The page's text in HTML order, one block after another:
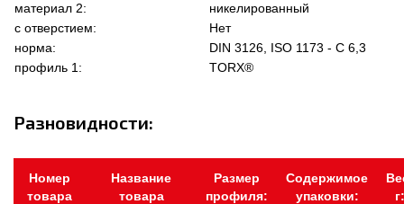
материал 2:
никелированный
с отверстием:
Нет
норма:
DIN 3126, ISO 1173 - C 6,3
профиль 1:
TORX®
Разновидности:
Номер
товара
Название
товара
Размер
профиля:
Содержимое
упаковки:
г: